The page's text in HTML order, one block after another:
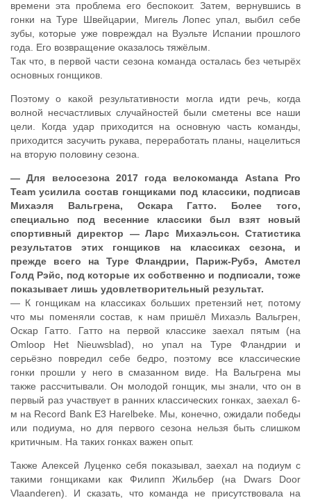
времени эта проблема его беспокоит. Затем, вернувшись в
гонки на Туре Швейцарии, Мигель Лопес упал, выбил себе
зубы, которые уже повреждал на Вуэльте Испании прошлого
года. Его возвращение оказалось тяжёлым.
Так что, в первой части сезона команда осталась без четырёх
основных гонщиков.
Поэтому о какой результативности могла идти речь, когда
волной несчастливых случайностей были сметены все наши
цели. Когда удар приходится на основную часть команды,
приходится засучить рукава, переработать планы, нацелиться
на вторую половину сезона.
— Для велосезона 2017 года велокоманда Astana Pro
Team усилила состав гонщиками под классики, подписав
Михаэля Вальгрена, Оскара Гатто. Более того,
специально под весенние классики был взят новый
спортивный директор — Ларс Михаэльсон. Статистика
результатов этих гонщиков на классиках сезона, и
прежде всего на Туре Фландрии, Париж-Рубэ, Амстел
Голд Рэйс, под которые их собственно и подписали, тоже
показывает лишь удовлетворительный результат.
— К гонщикам на классиках больших претензий нет, потому
что мы поменяли состав, к нам пришёл Михаэль Вальгрен,
Оскар Гатто. Гатто на первой классике заехал пятым (на
Omloop Het Nieuwsblad), но упал на Туре Фландрии и
серьёзно повредил себе бедро, поэтому все классические
гонки прошли у него в смазанном виде. На Вальгрена мы
также рассчитывали. Он молодой гонщик, мы знали, что он в
первый раз участвует в ранних классических гонках, заехал 6-
м на Record Bank E3 Harelbeke. Мы, конечно, ожидали победы
или подиума, но для первого сезона нельзя быть слишком
критичным. На таких гонках важен опыт.
Также Алексей Луценко себя показывал, заехал на подиум с
такими гонщиками как Филипп Жильбер (на Dwars Door
Vlaanderen). И сказать, что команда не присутствовала на